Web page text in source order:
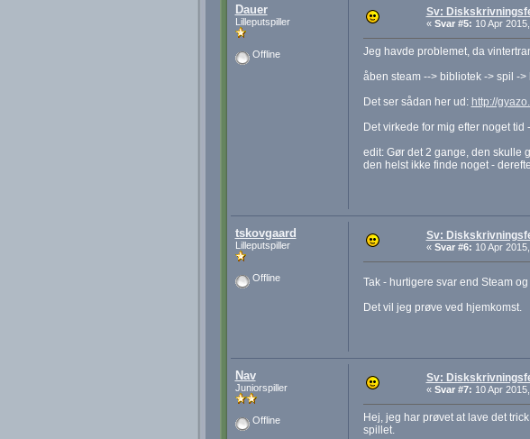
Dauer
Lilleputspiller
Offline
Sv:
« Svar #5: 10 Apr
Jeg havde problemet, da
åben steam --> bibliotek -> spil -
Det ser sådan her ud: http://
Det virkede for mig efter noget
edit: Gør det 2 gange, den skulle
den helst ikke finde noget -
tskovgaard
Lilleputspiller
Offline
Sv:
« Svar #6: 10 Apr
Tak - hurtigere svar end Steam
Det vil jeg prøve ved hjemkomst.
Nav
Juniorspiller
Offline
Sv:
« Svar #7: 10 Apr
Hej, jeg har prøvet at lave det
spillet.